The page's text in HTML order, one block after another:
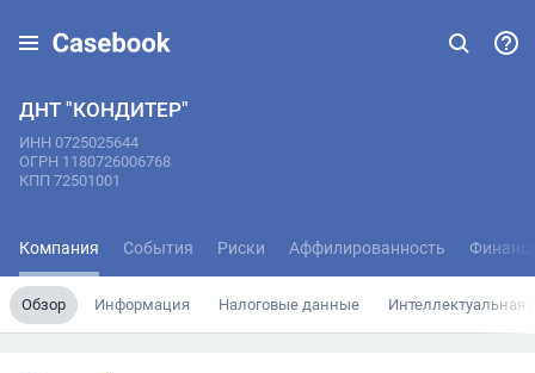
ДНТ "КОНДИТЕР"
ИНН 0725025644
ОГРН 1180726006768
КПП 72501001
Компания События Риски Аффилированность
Обзор Информация Налоговые данные Интеллектуальная